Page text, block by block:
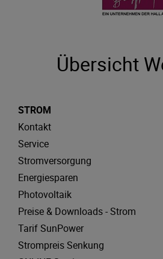
Übersicht
STROM
Kontakt
Service
Stromversorgung
Energiesparen
Photovoltaik
Preise & Downloads - Strom
Tarif SunPower
Strompreis Senkung